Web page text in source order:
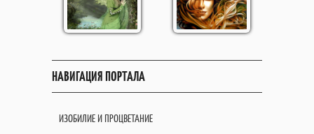
НАВИГАЦИЯ ПОРТАЛА
ИЗОБИЛИЕ И ПРОЦВЕТАНИЕ